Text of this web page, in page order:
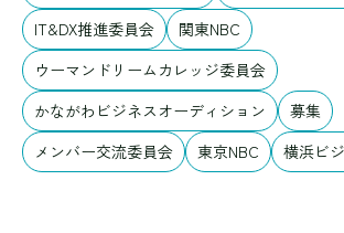
IT&DX推進委員会
関東NBC
ウーマンドリームカレッジ委員会
かながわビジネスオーディション
募集
メンバー交流委員会
東京NBC 横浜ビ